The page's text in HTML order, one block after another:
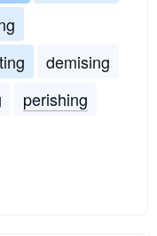
demising
perishing